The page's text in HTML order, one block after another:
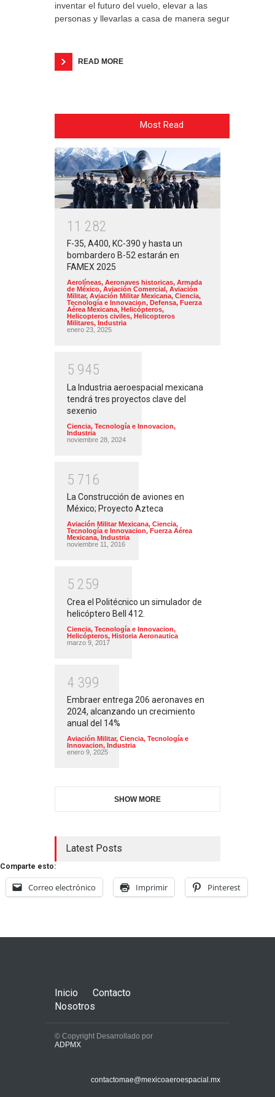
inventar el futuro del vuelo, elevar a las
personas y llevarlas a casa de manera segura.
READ MORE
Most Read
1 1 282
F-35, A400, KC-390 y hasta un
bombardero B-52 estarán en
FAMEX 2025
Aerolíneas, Aeronaves historicas, Armada
de México, Aviación Comercial, Aviación
Militar, Aviación Militar Mexicana, Ciencia,
Tecnología e Innovacion, Defensa, Fuerza
Aérea Mexicana, Helicópteros,
Helicopteros civiles, Helicopteros
Militares, Industria
enero 23, 2025
5 945
La Industria aeroespacial mexicana
tendrá tres proyectos clave del
sexenio
Ciencia, Tecnología e Innovacion,
Industria
noviembre 28, 2024
5 71 6
La Construcción de aviones en
México; Proyecto Azteca
Aviación Militar Mexicana, Ciencia,
Tecnología e Innovacion, Fuerza Aérea
Mexicana, Industria
noviembre 11, 2016
5 259
Crea el Politécnico un simulador de
helicóptero Bell 412.
Ciencia, Tecnología e Innovacion,
Helicópteros, Historia Aeronautica
marzo 9, 2017
4 399
Embraer entrega 206 aeronaves en
2024, alcanzando un crecimiento
anual del 14%
Aviación Militar, Ciencia, Tecnología e
Innovacion, Industria
enero 9, 2025
SHOW MORE
Latest Posts
Comparte esto:
Correo electrónico Imprimir Pinterest
Inicio
Contacto
Nosotros
© Copyright Desarrollado por
ADPMX
contactomae@mexicoaeroespacial.mx